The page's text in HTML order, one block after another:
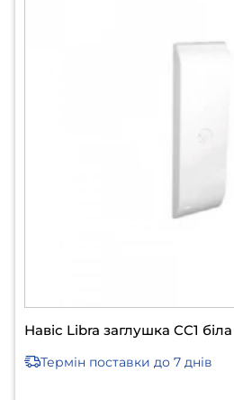
Навіс Libra заглушка CC1 біла
Термін поставки до 7 днів